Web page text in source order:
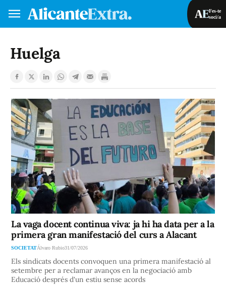
Fes-te
soci/a
VA
Huelga
La vaga docent continua viva: ja hi ha data per a la
primera gran manifestació del curs a Alacant
SOCIETATÁlvaro Rubio31/07/2026
Els sindicats docents convoquen una primera manifestació al
setembre per a reclamar avanços en la negociació amb
Educació després d'un estiu sense acords